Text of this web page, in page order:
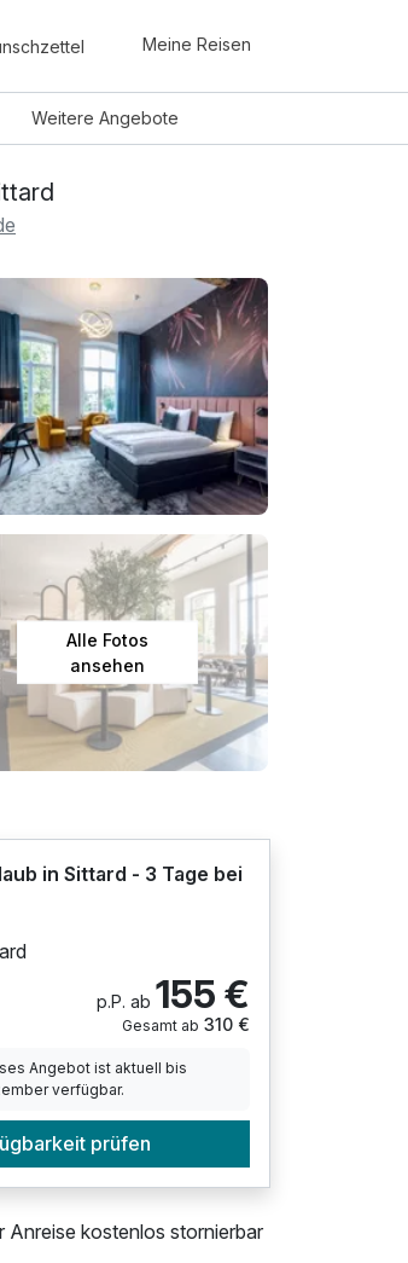
Meine Reisen
WeitereAngebote
Alle Fotos
ansehen
in Sittard - 3 Tage bei
p.P. ab 155 €
Gesamt ab 310 €
Angebot ist aktuell bis
verfügbar.
prüfen
Anreise kostenlos stornierbar